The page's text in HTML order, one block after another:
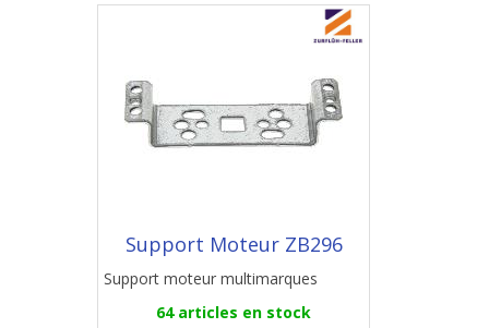
Support Moteur ZB296
Support moteur multimarques
64 articles en stock